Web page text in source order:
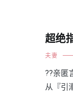
超绝
夫妻
??亲匿
从『引